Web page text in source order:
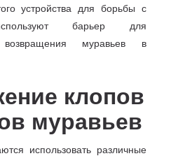
устройства для борьбы с
барьер для
возвращения муравьев в
клопов
муравьев
использовать различные